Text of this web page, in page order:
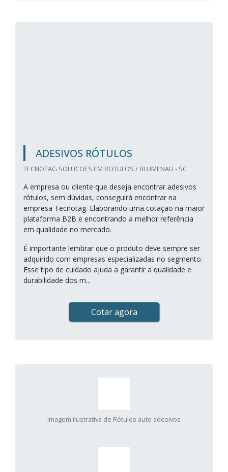
ADESIVOS RÓTULOS
TECNOTAG SOLUCOES EM ROTULOS / BLUMENAU - SC
A empresa ou cliente que deseja encontrar adesivos
rótulos, sem dúvidas, conseguirá encontrar na
empresa Tecnotag. Elaborando uma cotação na maior
plataforma B2B e encontrando a melhor referência
em qualidade no mercado.
É importante lembrar que o produto deve sempre ser
adquirido com empresas especializadas no segmento.
Esse tipo de cuidado ajuda a garantir a qualidade e
durabilidade dos m...
Cotar agora
Imagem ilustrativa de Rótulos auto adesivos